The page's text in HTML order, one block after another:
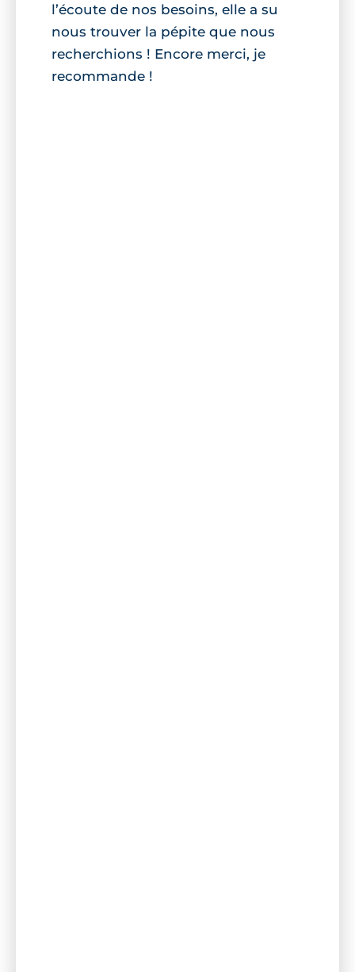
l’écoute de nos besoins, elle a su
nous trouver la pépite que nous
recherchions ! Encore merci, je
recommande !